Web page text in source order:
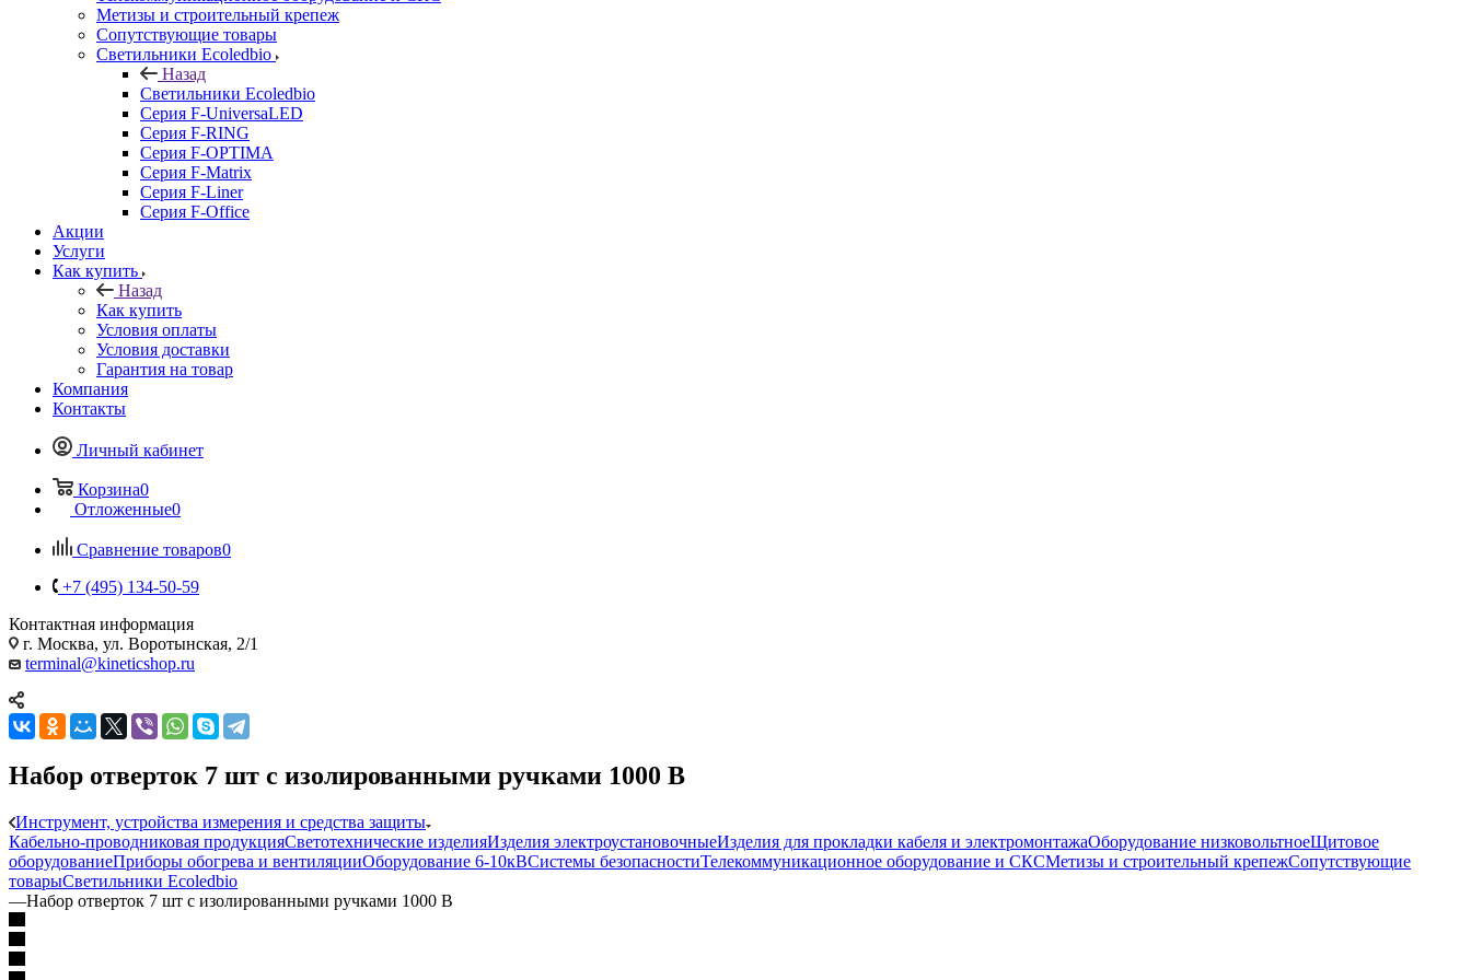
Метизы и строительный крепеж
Сопутствующие товары
Светильники Ecoledbio
Назад
Светильники Ecoledbio
Серия F-UniversaLED
Серия F-RING
Серия F-OPTIMA
Серия F-Matrix
Серия F-Liner
Серия F-Office
Акции
Услуги
Как купить
Назад
Как купить
Условия оплаты
Условия доставки
Гарантия на товар
Компания
Контакты
Личный кабинет
Корзина0
Отложенные0
Сравнение товаров0
+7 (495) 134-50-59
Контактная информация
г. Москва, ул. Воротынская, 2/1
terminal@kineticshop.ru
Набор отверток 7 шт с изолированными ручками 1000 В
Инструмент, устройства измерения и средства защиты
Кабельно-проводниковая продукцияСветотехнические изделияИзделия электроустановочныеИзделия для прокладки кабеля и электромонтажаОборудование низковольтноеЩитовое
оборудованиеПриборы обогрева и вентиляцииОборудование 6-10кВСистемы безопасностиТелекоммуникационное оборудование и СКСМетизы и строительный крепежСопутствующие
товарыСветильники Ecoledbio
—Набор отверток 7 шт с изолированными ручками 1000 В